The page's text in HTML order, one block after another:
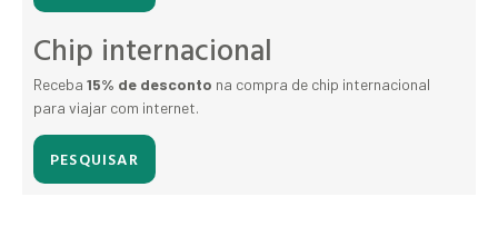
Chip internacional
Receba 15% de desconto na compra de chip internacional
para viajar com internet.
PESQUISAR